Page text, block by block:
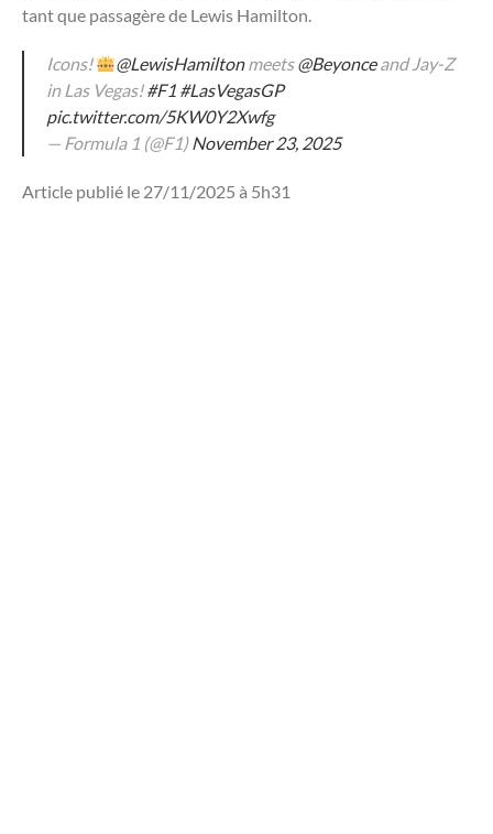
tant que passagère de Lewis Hamilton.
Icons! @LewisHamiltonmeets@Beyonceand Jay-Z
in Las Vegas!#F1 #LasVegasGP
pic.twitter.com/5KW0Y2Xwfg
— Formula 1 (@F1)November 23, 2025
Article publié le 27/11/2025 à 5h31